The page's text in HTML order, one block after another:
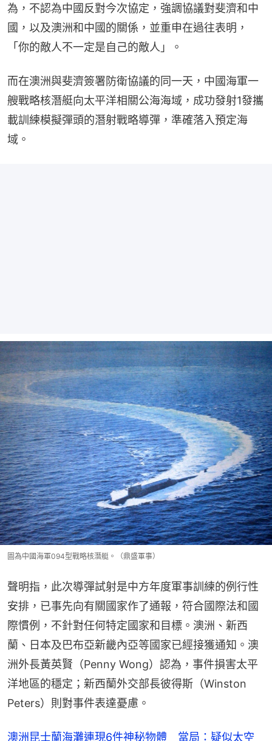
為，不認為中國反對今次協定，強調協議對斐濟和中
國，以及澳洲和中國的關係，並重申在過往表明，
「你的敵人不一定是自己的敵人」。
而在澳洲與斐濟簽署防衛協議的同一天，中國海軍一
艘戰略核潛艇向太平洋相關公海海域，成功發射1發攜
載訓練模擬彈頭的潛射戰略導彈，準確落入預定海
域。
圖為中國海軍094型戰略核潛艇。（鼎盛軍事）
聲明指，此次導彈試射是中方年度軍事訓練的例行性
安排，已事先向有關國家作了通報，符合國際法和國
際慣例，不針對任何特定國家和目標。澳洲、新西
蘭、日本及巴布亞新畿內亞等國家已經接獲通知。澳
洲外長黃英賢（Penny Wong）認為，事件損害太平
洋地區的穩定；新西蘭外交部長彼得斯（Winston
Peters）則對事件表達憂慮。
澳洲昆士蘭海灘連現6件神秘物體 當局：疑似太空